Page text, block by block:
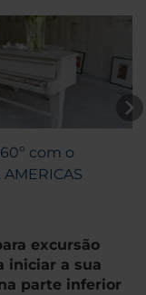
com o
excursão
iniciar a sua
parte inferior